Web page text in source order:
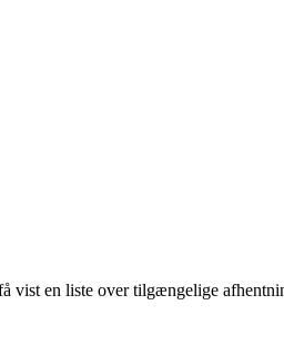
vist en liste over tilgængelige